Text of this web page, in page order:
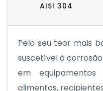
AISI 304
Pelo seu teor mais
suscetível à
em
alimentos,